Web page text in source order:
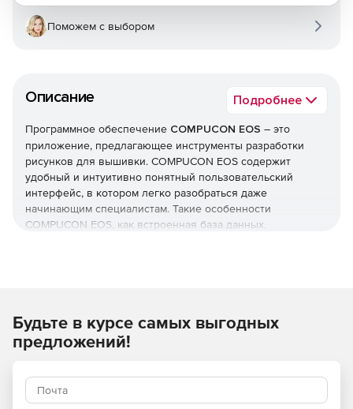
Описание Подробнее
Программное обеспечение COMPUCON EOS – это
приложение, предлагающее инструменты разработки
рисунков для вышивки. COMPUCON EOS содержит
удобный и интуитивно понятный пользовательский
интерфейс, в котором легко разобраться даже
начинающим специалистам. Такие особенности
COMPUCON EOS, как встроенная база данных,
Функции COMPUCON EOS:
Поможем с выбором
Будьте в курсе самых выгодных
предложений!